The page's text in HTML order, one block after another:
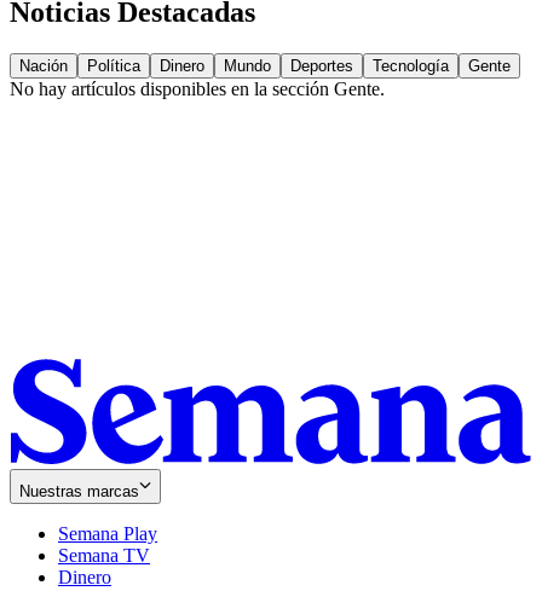
Noticias Destacadas
Nación Política Dinero Mundo Deportes Tecnología Gente
No hay artículos disponibles en la sección Gente.
Nuestras marcas
Semana Play
Semana TV
Dinero